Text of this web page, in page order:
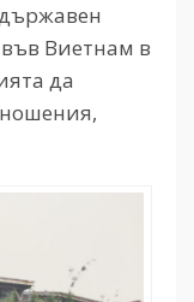
Виетнам в
да